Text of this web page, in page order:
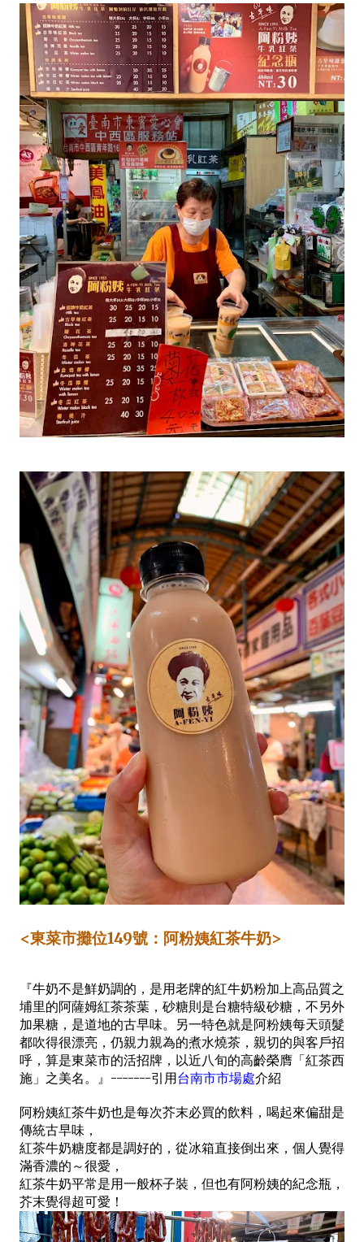
<東菜市攤位149號：阿粉姨紅茶牛奶>
『牛奶不是鮮奶調的，是用老牌的紅牛奶粉加上高品質之
埔里的阿薩姆紅茶茶葉，砂糖則是台糖特級砂糖，不另外
加果糖，是道地的古早味。另一特色就是阿粉姨每天頭髮
都吹得很漂亮，仍親力親為的煮水燒茶，親切的與客戶招
呼，算是東菜市的活招牌，以近八旬的高齡榮膺「紅茶西
施」之美名。』-------引用台南市市場處介紹
阿粉姨紅茶牛奶也是每次芥末必買的飲料，喝起來偏甜是
傳統古早味，
紅茶牛奶糖度都是調好的，從冰箱直接倒出來，個人覺得
滿香濃的～很愛，
紅茶牛奶平常是用一般杯子裝，但也有阿粉姨的紀念瓶，
芥末覺得超可愛！